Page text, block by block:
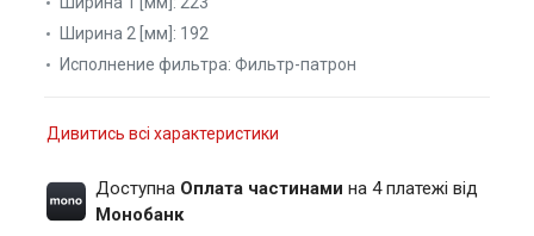
Ширина 2 [мм]: 192
Исполнение фильтра: Фильтр-патрон
Дивитись всі характеристики
Доступна Оплата частинами на 4 платежі від
Монобанк